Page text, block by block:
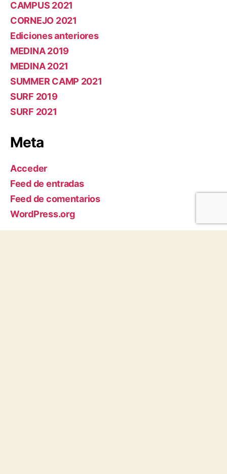
CAMPUS 2021
CORNEJO 2021
Ediciones anteriores
MEDINA 2019
MEDINA 2021
SUMMER CAMP 2021
SURF 2019
SURF 2021
Meta
Acceder
Feed de entradas
Feed de comentarios
WordPress.org